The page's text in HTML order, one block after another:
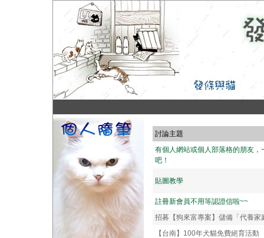
討論主題
有個人網站或個人部落格的朋友，
吧！
貼圖教學
註冊新會員不用等認證信啦~~
招募【狗來富專案】儲備「代養家
【台南】100年犬貓免費絕育活動